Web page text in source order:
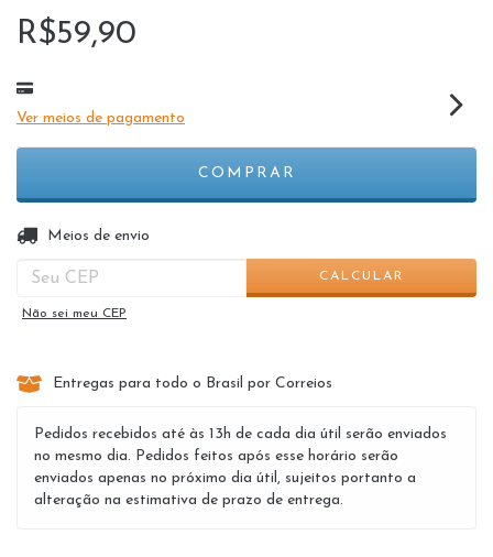
R$59,90
Ver meios de pagamento
Entregas para o CEP:
Meios de envio
CALCULAR
Não sei meu CEP
Entregas para todo o Brasil por Correios
Pedidos recebidos até às 13h de cada dia útil serão enviados
no mesmo dia. Pedidos feitos após esse horário serão
enviados apenas no próximo dia útil, sujeitos portanto a
alteração na estimativa de prazo de entrega.